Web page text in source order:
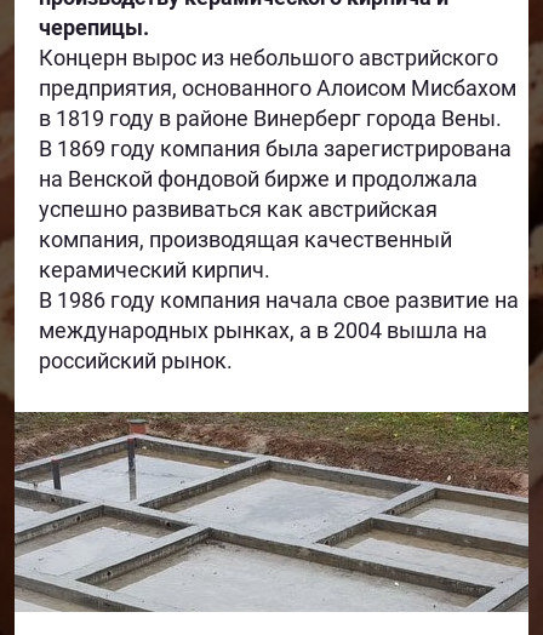
черепицы.
Концерн вырос из небольшого австрийского
предприятия, основанного Алоисом Мисбахом
в 1819 году в районе Винерберг города Вены.
В 1869 году компания была зарегистрирована
на Венской фондовой бирже и продолжала
успешно развиваться как австрийская
компания, производящая качественный
керамический кирпич.
В 1986 году компания начала свое развитие на
международных рынках, а в 2004 вышла на
российский рынок.